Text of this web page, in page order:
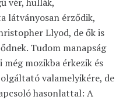
látványosan érződik,
Llyod, de ők is
Tudom manapság
mozikba érkezik és
valamelyikére, de
hasonlattal: A